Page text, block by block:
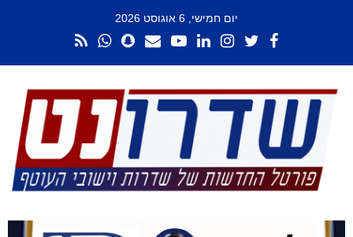
יום חמישי, 6 אוגוסט 2026